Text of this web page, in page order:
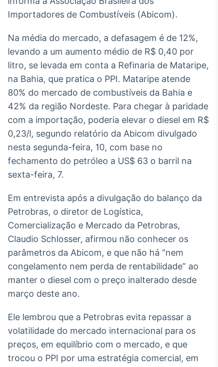
personalizados
Soluções de Dados
e Conteúdos
Broadcast
OTC
Plataforma para
ativos
Broadcast
Datafeed
APIs para
integração de
conteúdos e
Broadcast
Ticker
Cotações e
notícias
Broadcast
Widgets
funcionalidades
Broadcast
Wallboard
Importadores de Combustíveis (Abicom).
Na média do mercado, a defasagem é de 12%,
levando a um aumento médio de R$ 0,40 por
litro, se levada em conta a Refinaria de Mataripe,
na Bahia, que pratica o PPI. Mataripe atende
80% do mercado de combustíveis da Bahia e
42% da região Nordeste. Para chegar à paridade
com a importação, poderia elevar o diesel em R$
0,23/l, segundo relatório da Abicom divulgado
nesta segunda-feira, 10, com base no
fechamento do petróleo a US$ 63 o barril na
sexta-feira, 7.
Em entrevista após a divulgação do balanço da
Petrobras, o diretor de Logística,
Comercialização e Mercado da Petrobras,
Claudio Schlosser, afirmou não conhecer os
parâmetros da Abicom, e que não há “nem
congelamento nem perda de rentabilidade” ao
manter o diesel com o preço inalterado desde
março deste ano.
Ele lembrou que a Petrobras evita repassar a
volatilidade do mercado internacional para os
preços, em equilíbrio com o mercado, e que
trocou o PPI por uma estratégia comercial, em